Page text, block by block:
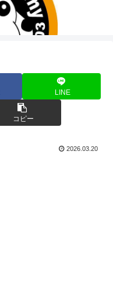
LINE
コピー
2026.03.20